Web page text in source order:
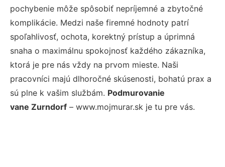
pochybenie môže spôsobiť nepríjemné a zbytočné
komplikácie. Medzi naše firemné hodnoty patrí
spoľahlivosť, ochota, korektný prístup a úprimná
snaha o maximálnu spokojnosť každého zákazníka,
ktorá je pre nás vždy na prvom mieste. Naši
pracovníci majú dlhoročné skúsenosti, bohatú prax a
sú plne k vašim službám. Podmurovanie
vane Zurndorf – www.mojmurar.sk je tu pre vás.